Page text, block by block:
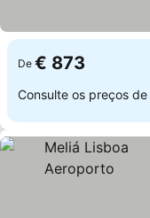
De € 873
Consulte os preços de